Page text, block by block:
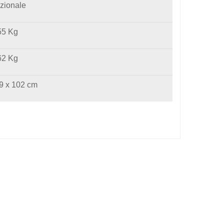
Kg
Kg
x 102 cm